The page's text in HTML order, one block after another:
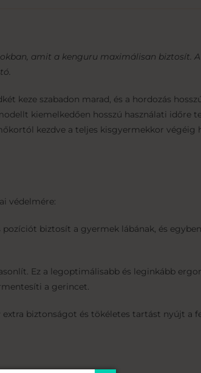
amit a kenguru maximálisan biztosít.
keze szabadon marad, és a hordozás
kiemelkedően hosszú használati időre
kezdve a teljes kisgyermekkor végéig
védelmére:
biztosít a gyermek lábának, és
Ez a legoptimálisabb és leginkább
a gerincet.
biztonságot és tökéletes tartást nyújt a